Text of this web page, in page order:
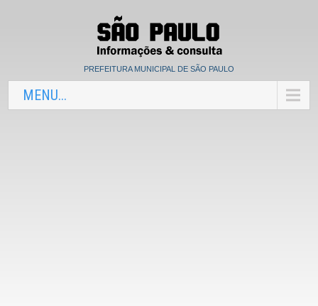
PREFEITURA MUNICIPAL DE SÃO PAULO
MENU...